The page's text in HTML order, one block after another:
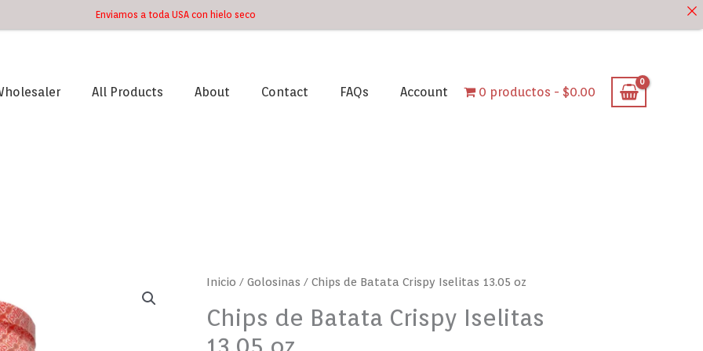
Enviamos a toda USA con hielo seco
All Products About Contact FAQs Account 0 productos $0.00
Inicio /Golosinas / Chips de Batata Crispy Iselitas 13.05 oz
Chips de Batata Crispy Iselitas
Chips
Batata
Crispy